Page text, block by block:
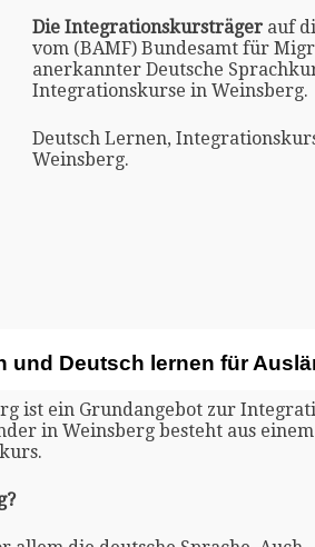
Die Integrationskursträgerauf
vom (BAMF) Bundesamt für
anerkannter Deutsche
Integrationskurse in Weinsberg.
Deutsch Lernen,
Weinsberg.
Deutsch lernen für
ist ein Grundangebot zur
in Weinsberg besteht aus einem